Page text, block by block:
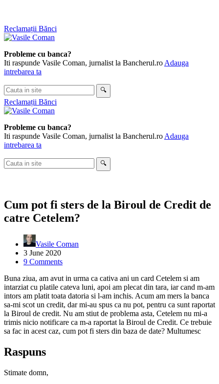
Skip
to
Reclamații Bănci
Probleme cu banca?
Iti raspunde Vasile Coman, jurnalist la Bancherul.ro Adauga
intrebarea ta
Cauta
in
site
🔍
Reclamații Bănci
Probleme cu banca?
Iti raspunde Vasile Coman, jurnalist la Bancherul.ro Adauga
intrebarea ta
Cauta
in
🔍
Cum pot fi sters de la Biroul de Credit de
catre Cetelem?
Vasile Coman
3 June 2020
9 Comments
Buna ziua, am avut in urma ca cativa ani un card Cetelem si am
intarziat cu platile cateva luni, apoi am plecat din tara, iar cand m-am
intors am platit toata datoria si l-am inchis. Acum am mers la banca
sa-mi scot un credit, dar mi-au spus ca nu pot, pentru ca sunt raportat
la Biroul de credit. Nu am stiut de problema asta, Cetelem nu mi-a
trimis nicio notificare ca m-a raportat la Biroul de Credit. Ce trebuie
sa fac in acest caz, cum pot fi sters din baza de date? Multumesc
Raspuns
Stimate domn,